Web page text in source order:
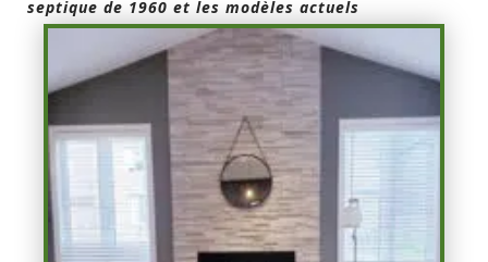
septique de 1960 et les modèles actuels